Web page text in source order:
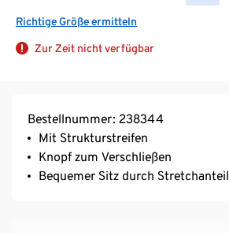
Richtige Größe ermitteln
Zur Zeit nicht verfügbar
Bestellnummer: 238344
Mit Strukturstreifen
Knopf zum Verschließen
Bequemer Sitz durch Stretchanteil